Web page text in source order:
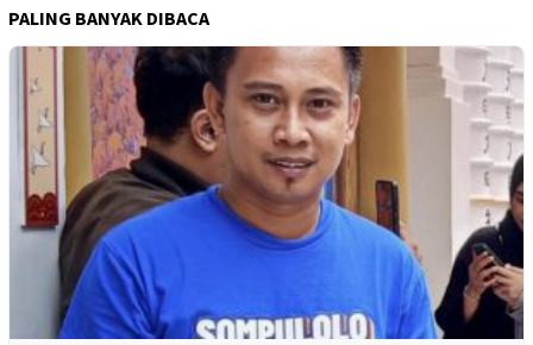
PALING BANYAK DIBACA